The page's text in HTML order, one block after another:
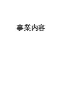
事業内容